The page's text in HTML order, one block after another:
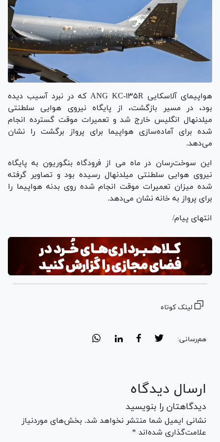
هواپیمای آلاسکایی ANG KC-۱۳۵R که در نبرد آسیب دیده
بود، در مسیر بازگشت، از پایگاه نیروی هوایی سلطنتی
میلدنهال انگلیس خارج شد و تعمیرات موقت گسترده انجام
شده برای آماده‌سازی هواپیما برای پرواز برگشت را نشان
می‌دهد.
این سوخت‌رسان در ماه می از فرودگاه بن‎گوریون به پایگاه
نیروی هوایی سلطنتی میلدنهال رسیده بود و تصاویر گرفته
شده میزان تعمیرات موقت انجام شده روی بدنه هواپیما را
برای پرواز به خانه نشان می‌دهد.
انتهای پیام/
لینک کوتاه
هم‌رسانی:
ارسال دیدگاه
دیدگاهتان را بنویسید
نشانی ایمیل شما منتشر نخواهد شد. بخش‌های موردنیاز
علامت‌گذاری شده‌اند *